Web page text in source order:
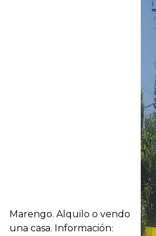
Marengo. Alquilo o vendo
una casa. Información: